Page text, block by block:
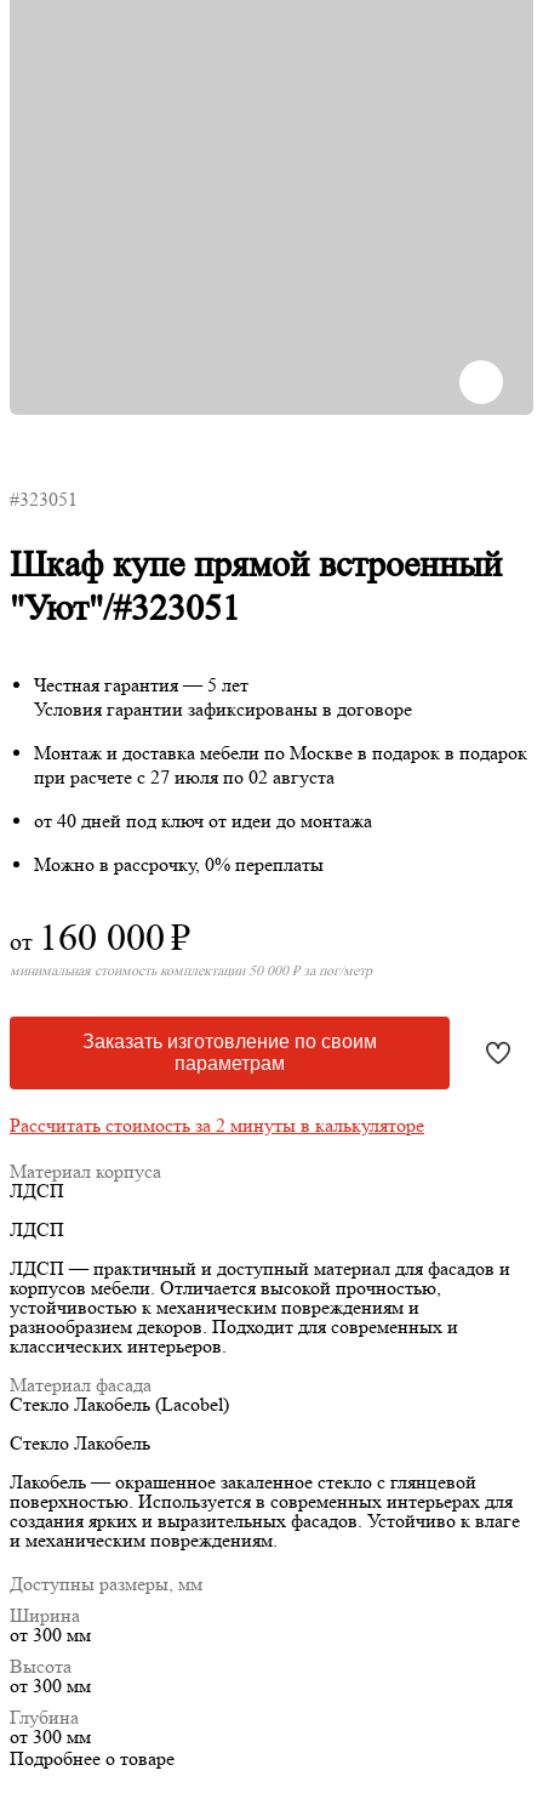
#323051
Шкаф купе прямой встроенный
"Уют"/#323051
Честная гарантия — 5 лет
Условия гарантии зафиксированы в договоре
Монтаж и доставка мебели по Москве в подарок в подарок
при расчете с 27 июля по 02 августа
от 40 дней под ключ от идеи до монтажа
Можно в рассрочку, 0% переплаты
от 160 000₽
минимальная стоимость комплектации 50 000 ₽ за пог/метр
Заказать изготовление по своим
параметрам
Рассчитать стоимость за 2 минуты в калькуляторе
Материал корпуса
ЛДСП
ЛДСП
ЛДСП — практичный и доступный материал для фасадов и
корпусов мебели. Отличается высокой прочностью,
устойчивостью к механическим повреждениям и
разнообразием декоров. Подходит для современных и
классических интерьеров.
Материал фасада
Стекло Лакобель (Lacobel)
Стекло Лакобель
Лакобель — окрашенное закаленное стекло с глянцевой
поверхностью. Используется в современных интерьерах для
создания ярких и выразительных фасадов. Устойчиво к влаге
и механическим повреждениям.
Доступны размеры, мм
Ширина
от 300 мм
Высота
от 300 мм
Глубина
от 300 мм
Подробнее о товаре